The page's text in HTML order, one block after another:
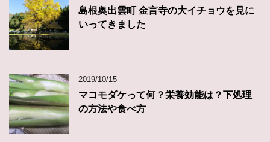
島根奥出雲町 金言寺の大イチョウを見に
いってきました
2019/10/15
マコモダケって何？栄養効能は？下処理
の方法や食べ方